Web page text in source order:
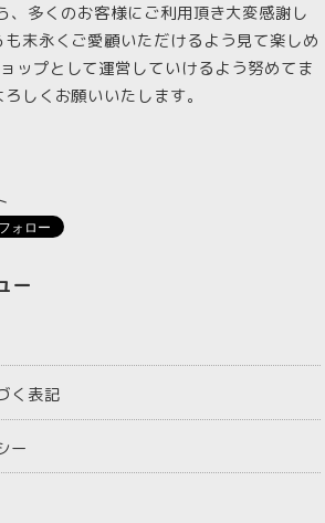
、多くのお客様にご利用頂き大変感謝し
末永くご愛顧いただけるよう見て楽しめ
ップとして運営していけるよう努めてま
しくお願いいたします。
ー
く表記
ー